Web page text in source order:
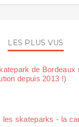
LES PLUS VUS
de Bordeaux
depuis 2013 !)
les skateparks - la